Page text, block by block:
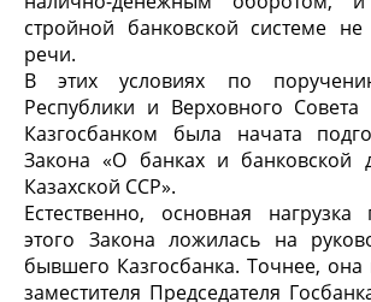
стройной банковской системе
речи.
В этих условиях по
Республики и Верховного Совета
Казгосбанком была начата
Закона «О банках и банковской
Казахской ССР».
Естественно, основная нагрузка
этого Закона ложилась на
бывшего Казгосбанка. Точнее, она
заместителя Председателя